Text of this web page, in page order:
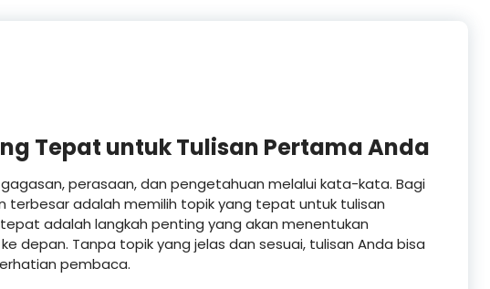
Tepat untuk Tulisan Pertama Anda
perasaan, dan pengetahuan melalui kata-kata. Bagi
terbesar adalah memilih topik yang tepat untuk tulisan
adalah langkah penting yang akan menentukan
depan. Tanpa topik yang jelas dan sesuai, tulisan Anda bisa
pembaca.